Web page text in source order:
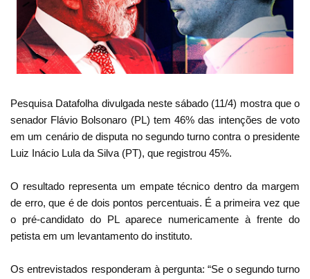
Pesquisa Datafolha divulgada neste sábado (11/4) mostra que o
senador Flávio Bolsonaro (PL) tem 46% das intenções de voto
em um cenário de disputa no segundo turno contra o presidente
Luiz Inácio Lula da Silva (PT), que registrou 45%.
O resultado representa um empate técnico dentro da margem
de erro, que é de dois pontos percentuais. É a primeira vez que
o pré-candidato do PL aparece numericamente à frente do
petista em um levantamento do instituto.
Os entrevistados responderam à pergunta: “Se o segundo turno